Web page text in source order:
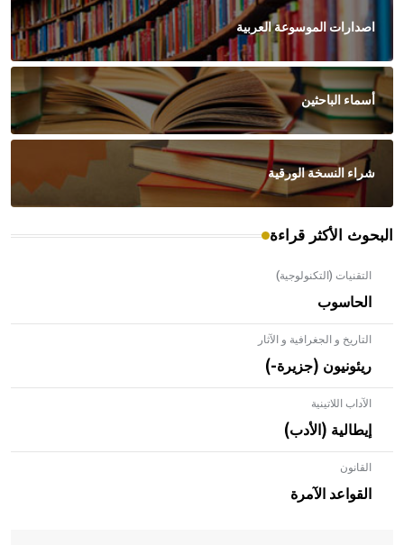
اصدارات الموسوعة العربية
أسماء الباحثين
شراء النسخة الورقية
البحوث الأكثر قراءة
التقنيات (التكنولوجية)
الحاسوب
التاريخ و الجغرافية و الآثار
ريئونيون (جزيرة-)
الآداب اللاتينية
إيطالية (الأدب)
القانون
القواعد الآمرة
- هل تعلم أن الأبلق نوع من الفنون الهندسية التي ارتبطت
بالعمارة الإسلامية في بلاد الشام ومصر خاصة، حيث يحرص
المعمار على بناء مداميكه وخاصة في الواجهات